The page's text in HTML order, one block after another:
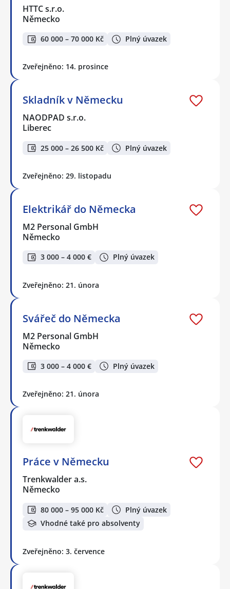
HTTC s.r.o.
Německo
60 000 – 70 000 Kč Plný úvazek
Zveřejněno: 14. prosince
Skladník v Německu
NAODPAD s.r.o.
Liberec
25 000 – 26 500 Kč Plný úvazek
Zveřejněno: 29. listopadu
Elektrikář do Německa
M2 Personal GmbH
Německo
3 000 – 4 000 € Plný úvazek
Zveřejněno: 21. února
Svářeč do Německa
M2 Personal GmbH
Německo
3 000 – 4 000 € Plný úvazek
Zveřejněno: 21. února
Práce v Německu
Trenkwalder a.s.
Německo
80 000 – 95 000 Kč
Plný úvazek
Vhodné také pro absolventy
Zveřejněno: 3. července